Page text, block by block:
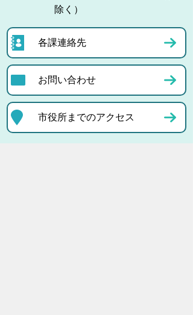
除く）
各課連絡先
お問い合わせ
市役所までのアクセス